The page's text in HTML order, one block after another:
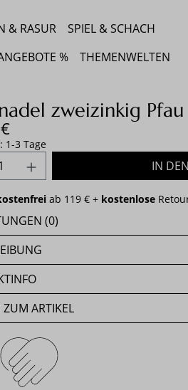
& RASUR
SPIEL & SCHACH
% THEMENWELTEN
zweizinkig
Preis:
1-3 Tage
Anzahl: Gib den IN
ab 119 € + kostenlose
(0)
ZUM ARTIKEL